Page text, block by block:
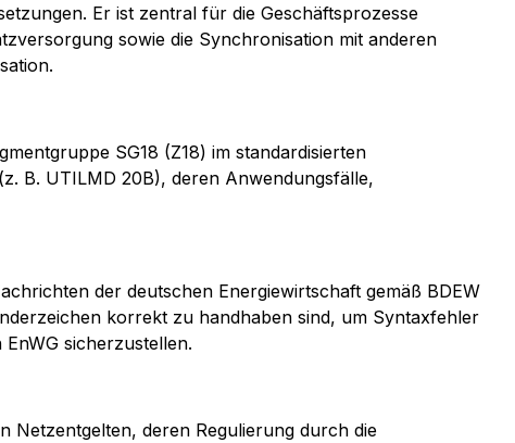
Er ist zentral für die Geschäftsprozesse
sowie die Synchronisation mit anderen
SG18 (Z18) im standardisierten
B. UTILMD 20B), deren Anwendungsfälle,
der deutschen Energiewirtschaft gemäß BDEW
korrekt zu handhaben sind, um Syntaxfehler
sicherzustellen.
Netzentgelten, deren Regulierung durch die